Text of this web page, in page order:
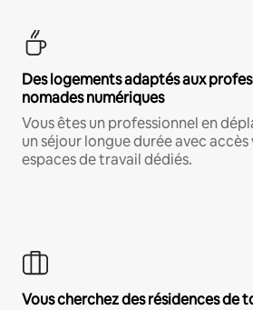
Des logements adaptés aux
nomades numériques
Vous êtes un professionnel en
un séjour longue durée avec
espaces de travail dédiés.
Vous cherchez des résidences de